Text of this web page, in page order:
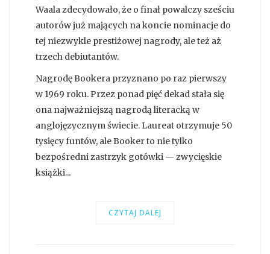
Waala zdecydowało, że o finał powalczy sześciu
autorów już mających na koncie nominacje do
tej niezwykle prestiżowej nagrody, ale też aż
trzech debiutantów.
Nagrodę Bookera przyznano po raz pierwszy
w 1969 roku. Przez ponad pięć dekad stała się
ona najważniejszą nagrodą literacką w
anglojęzycznym świecie. Laureat otrzymuje 50
tysięcy funtów, ale Booker to nie tylko
bezpośredni zastrzyk gotówki — zwycięskie
książki...
CZYTAJ DALEJ